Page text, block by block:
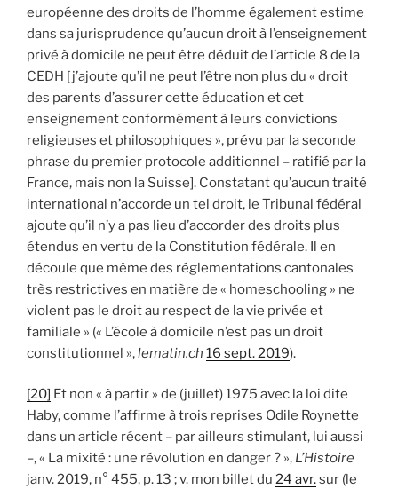
européenne des droits de l’homme également estime
dans sa jurisprudence qu’aucun droit à l’enseignement
privé à domicile ne peut être déduit de l’article 8 de la
CEDH [j’ajoute qu’il ne peut l’être non plus du « droit
des parents d’assurer cette éducation et cet
enseignement conformément à leurs convictions
religieuses et philosophiques », prévu par la seconde
phrase du premier protocole additionnel – ratifié par la
France, mais non la Suisse]. Constatant qu’aucun traité
international n’accorde un tel droit, le Tribunal fédéral
ajoute qu’il n’y a pas lieu d’accorder des droits plus
étendus en vertu de la Constitution fédérale. Il en
découle que même des réglementations cantonales
très restrictives en matière de « homeschooling » ne
violent pas le droit au respect de la vie privée et
familiale » (« L’école à domicile n’est pas un droit
constitutionnel »,lematin.ch 16 sept. 2019).
[20] Et non « à partir » de (juillet) 1975 avec la loi dite
Haby, comme l’affirme à trois reprises Odile Roynette
dans un article récent – par ailleurs stimulant, lui aussi
–, « La mixité : une révolution en danger ? », L’Histoire
janv. 2019, n° 455, p. 13 ; v. mon billet du 24 avr.sur (le